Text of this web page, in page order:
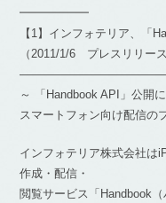
━━━━━━
【1】インフォテリア、「
（2011/1/6 プレスリリース
～ 「Handbook API」公開
スマートフォン向け配信の
インフォテリア株式会社は
作成・配信・
閲覧サービス「Handbook